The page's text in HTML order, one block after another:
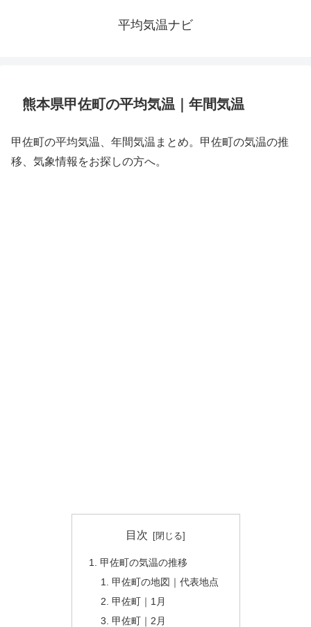
平均気温ナビ
熊本県甲佐町の平均気温｜年間気温
甲佐町の平均気温、年間気温まとめ。甲佐町の気温の推
移、気象情報をお探しの方へ。
目次
甲佐町の気温の推移
甲佐町の地図｜代表地点
甲佐町｜1月
甲佐町｜2月